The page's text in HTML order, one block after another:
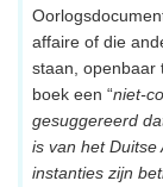
affaire of die
staan, openbaar
boek een “niet-
gesuggereerd
is van het Duitse
instanties zijn